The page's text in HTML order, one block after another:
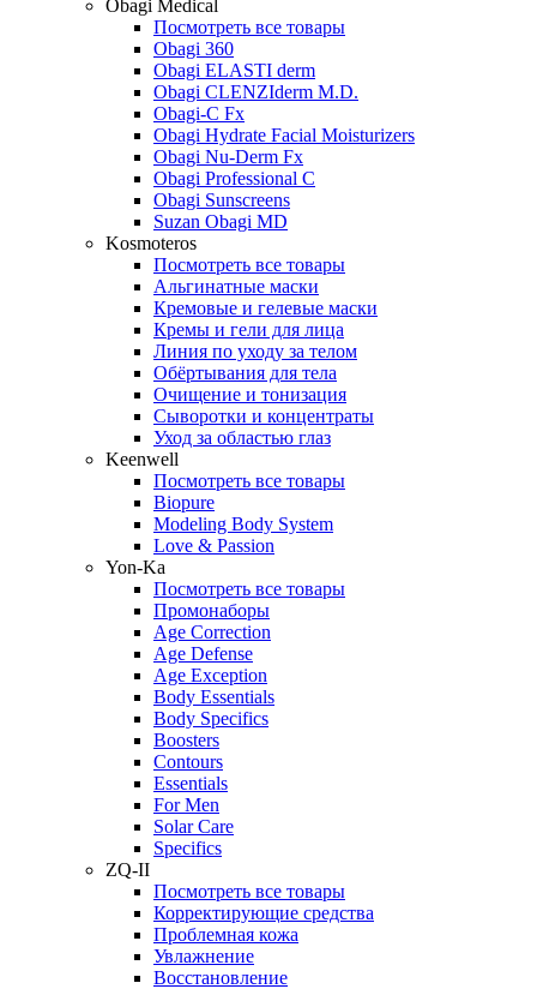
Obagi Medical
Посмотреть все товары
Obagi 360
Obagi ELASTI derm
Obagi CLENZIderm M.D.
Obagi-C Fx
Obagi Hydrate Facial Moisturizers
Obagi Nu-Derm Fx
Obagi Professional C
Obagi Sunscreens
Suzan Obagi MD
Kosmoteros
Посмотреть все товары
Альгинатные маски
Кремовые и гелевые маски
Кремы и гели для лица
Линия по уходу за телом
Обёртывания для тела
Очищение и тонизация
Сыворотки и концентраты
Уход за областью глаз
Keenwell
Посмотреть все товары
Biopure
Modeling Body System
Love & Passion
Yon-Ka
Посмотреть все товары
Промонаборы
Age Correction
Age Defense
Age Exception
Body Essentials
Body Specifics
Boosters
Contours
Essentials
For Men
Solar Care
Specifics
ZQ-II
Посмотреть все товары
Корректирующие средства
Проблемная кожа
Увлажнение
Восстановление